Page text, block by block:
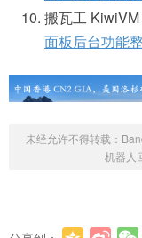
搬瓦工
面板后台功能
未经允许不得转载：
机器人